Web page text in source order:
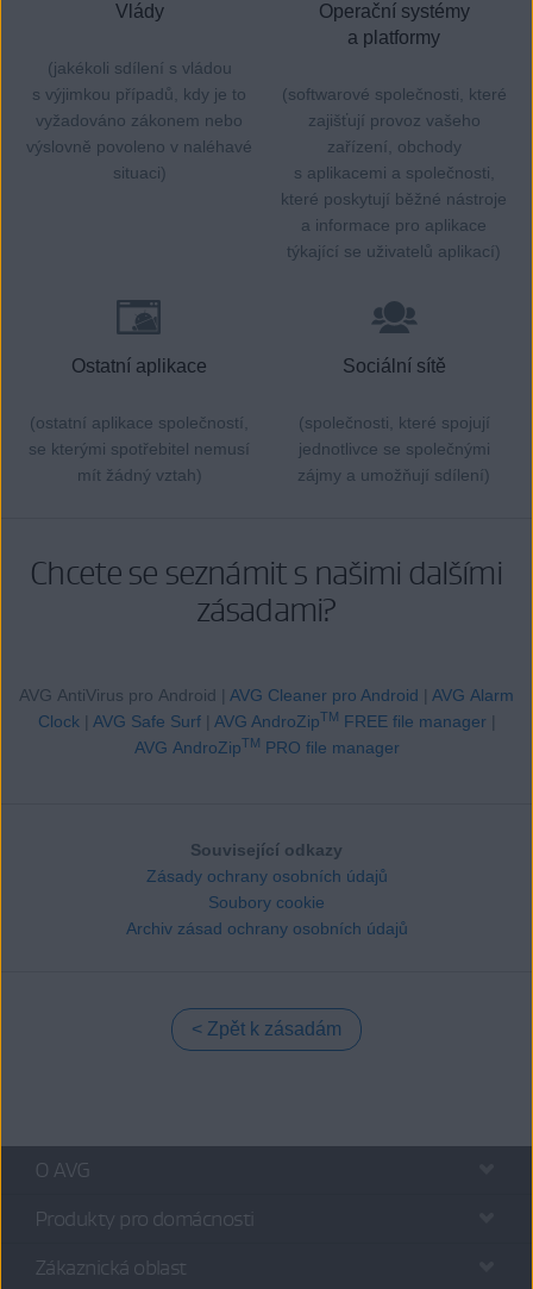
Vlády
(jakékoli sdílení s vládou
s výjimkou případů, kdy je to
vyžadováno zákonem nebo
výslovně povoleno v naléhavé
situaci)
Operační systémy
a platformy
(softwarové společnosti, které
zajišťují provoz vašeho
zařízení, obchody
s aplikacemi a společnosti,
které poskytují běžné nástroje
a informace pro aplikace
týkající se uživatelů aplikací)
Ostatní aplikace
(ostatní aplikace společností,
se kterými spotřebitel nemusí
mít žádný vztah)
Sociální sítě
(společnosti, které spojují
jednotlivce se společnými
zájmy a umožňují sdílení)
Chcete se seznámit s našimi dalšími
zásadami?
AVG AntiVirus pro Android | AVG Cleaner pro Android | AVG Alarm
Clock| AVG Safe Surf| AVG AndroZipTM FREE file manager |
AVG AndroZipTM PRO file manager
Související odkazy
Zásady ochrany osobních údajů
Soubory cookie
Archiv zásad ochrany osobních údajů
Zpět k zásadám
O AVG
Produkty pro domácnosti
Zákaznická oblast